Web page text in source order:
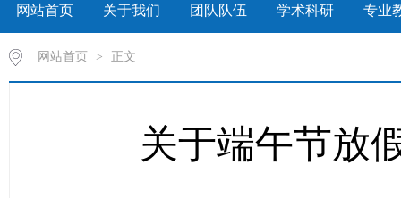
网站首页 关于我们 团队队伍 学术科研 专业
网站首页 > 正文
关于端午节放